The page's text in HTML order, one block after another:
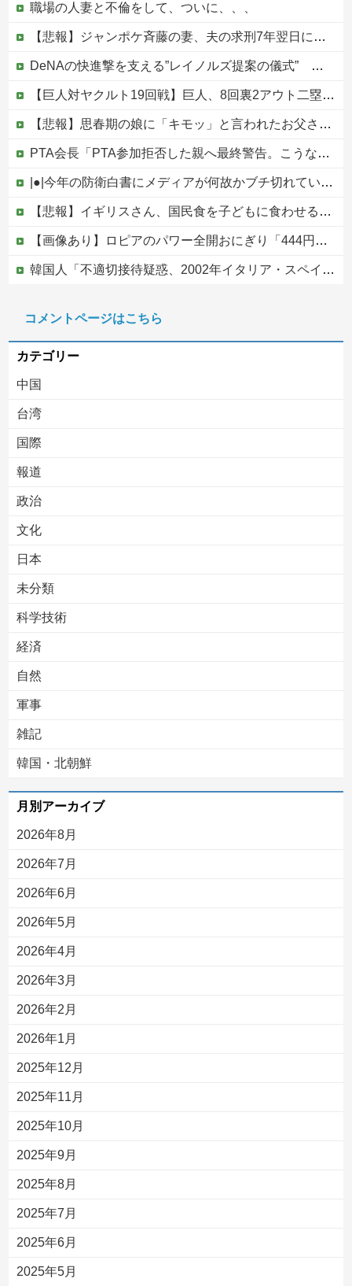
職場の人妻と不倫をして、ついに、、、
【悲報】ジャンポケ斉藤の妻、夫の求刑7年翌日にウキウキでInstagram更新
DeNAの快進撃を支える”レイノルズ提案の儀式” 決勝2ランの宮下が明かす「儀式を始めてから、チームが一つになっている」
【巨人対ヤクルト19回戦】巨人、8回裏2アウト二塁から松本剛のタイムリーツーベースでリードを4点に広げる！！！！！！！！他
【悲報】思春期の娘に「キモッ」と言われたお父さん、グレるｗｗｗｗｗｗｗ
PTA会長「PTA参加拒否した親へ最終警告。こうなってもいい？」
|●|今年の防衛白書にメディアが何故かブチ切れている模様、躍起になって批判するも逆に有権者からは……
【悲報】イギリスさん、国民食を子どもに食わせるのを諦めるｗｗｗｗｗｗｗ
【画像あり】ロピアのパワー全開おにぎり「444円」がコチラｗｗｗｗｗ
韓国人「不適切接待疑惑、2002年イタリア・スペイン戦で『韓国に奪われた』と欧州の大手メディアが一斉に報道！」
【ヤバすぎ】熊本の山道でソーラーパネルが…
コメントページはこちら
カテゴリー
中国
台湾
国際
報道
政治
文化
日本
未分類
科学技術
経済
自然
軍事
雑記
韓国・北朝鮮
月別アーカイブ
2026年8月
2026年7月
2026年6月
2026年5月
2026年4月
2026年3月
2026年2月
2026年1月
2025年12月
2025年11月
2025年10月
2025年9月
2025年8月
2025年7月
2025年6月
2025年5月